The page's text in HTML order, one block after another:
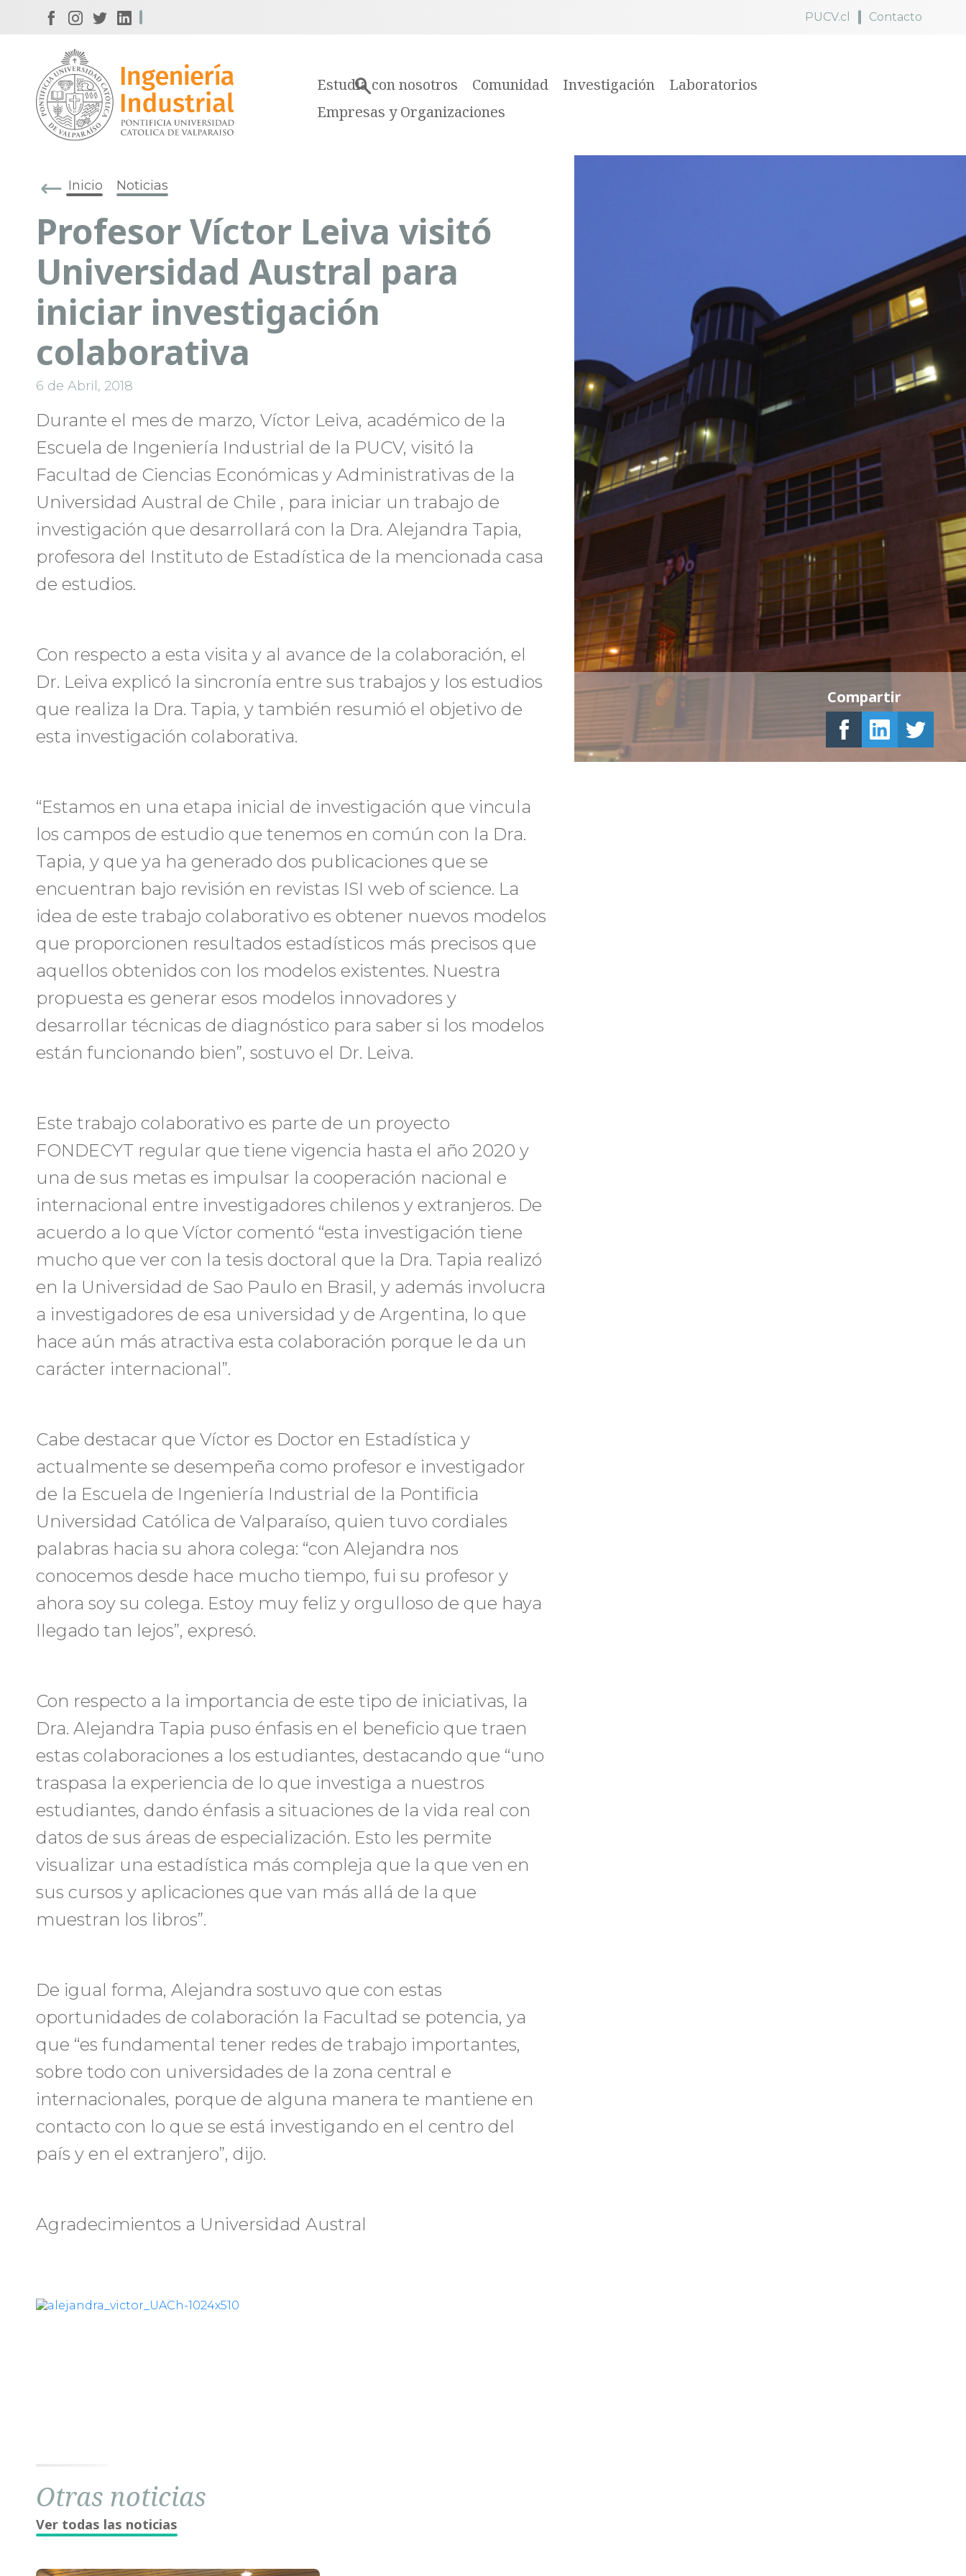
PUCV.cl Contacto
Estudia con nosotros Comunidad Investigación
Laboratorios
Empresas y Organizaciones
Inicio Noticias
Profesor Víctor Leiva visitó
Universidad Austral para
iniciar investigación
colaborativa
6 de Abril, 2018
Durante el mes de marzo, Víctor Leiva, académico de la
Escuela de Ingeniería Industrial de la PUCV, visitó la
Facultad de Ciencias Económicas y Administrativas de la
Universidad Austral de Chile , para iniciar un trabajo de
investigación que desarrollará con la Dra. Alejandra Tapia,
profesora del Instituto de Estadística de la mencionada casa
de estudios.
Con respecto a esta visita y al avance de la colaboración, el
Dr. Leiva explicó la sincronía entre sus trabajos y los estudios
que realiza la Dra. Tapia, y también resumió el objetivo de
esta investigación colaborativa.
“Estamos en una etapa inicial de investigación que vincula
los campos de estudio que tenemos en común con la Dra.
Tapia, y que ya ha generado dos publicaciones que se
encuentran bajo revisión en revistas ISI web of science. La
idea de este trabajo colaborativo es obtener nuevos modelos
que proporcionen resultados estadísticos más precisos que
aquellos obtenidos con los modelos existentes. Nuestra
propuesta es generar esos modelos innovadores y
desarrollar técnicas de diagnóstico para saber si los modelos
están funcionando bien”, sostuvo el Dr. Leiva.
Este trabajo colaborativo es parte de un proyecto
FONDECYT regular que tiene vigencia hasta el año 2020 y
una de sus metas es impulsar la cooperación nacional e
internacional entre investigadores chilenos y extranjeros. De
acuerdo a lo que Víctor comentó “esta investigación tiene
mucho que ver con la tesis doctoral que la Dra. Tapia realizó
en la Universidad de Sao Paulo en Brasil, y además involucra
a investigadores de esa universidad y de Argentina, lo que
hace aún más atractiva esta colaboración porque le da un
carácter internacional”.
Cabe destacar que Víctor es Doctor en Estadística y
actualmente se desempeña como profesor e investigador
de la Escuela de Ingeniería Industrial de la Pontificia
Universidad Católica de Valparaíso, quien tuvo cordiales
palabras hacia su ahora colega: “con Alejandra nos
conocemos desde hace mucho tiempo, fui su profesor y
ahora soy su colega. Estoy muy feliz y orgulloso de que haya
llegado tan lejos”, expresó.
Con respecto a la importancia de este tipo de iniciativas, la
Dra. Alejandra Tapia puso énfasis en el beneficio que traen
estas colaboraciones a los estudiantes, destacando que “uno
traspasa la experiencia de lo que investiga a nuestros
estudiantes, dando énfasis a situaciones de la vida real con
datos de sus áreas de especialización. Esto les permite
visualizar una estadística más compleja que la que ven en
sus cursos y aplicaciones que van más allá de la que
muestran los libros”.
De igual forma, Alejandra sostuvo que con estas
oportunidades de colaboración la Facultad se potencia, ya
que “es fundamental tener redes de trabajo importantes,
sobre todo con universidades de la zona central e
internacionales, porque de alguna manera te mantiene en
contacto con lo que se está investigando en el centro del
país y en el extranjero”, dijo.
Agradecimientos a Universidad Austral
Compartir
Otras noticias
Ver todas las noticias